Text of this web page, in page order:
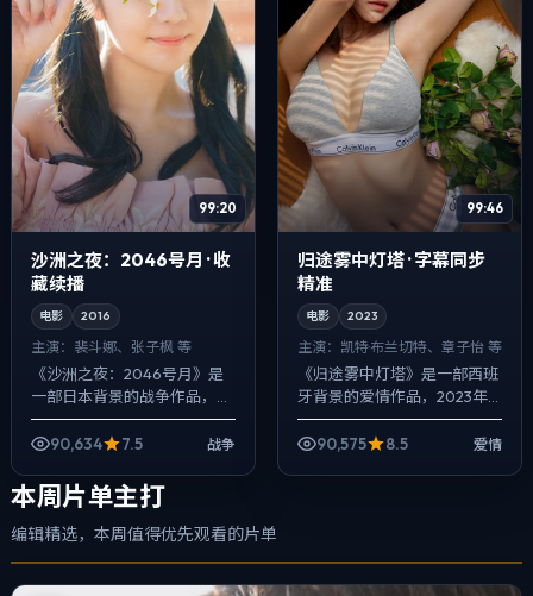
99:20
沙洲之夜：2046号月 · 收
藏续播
电影 2016
主演： 裴斗娜、张子枫 等
《沙洲之夜：2046号月》是
一部日本背景的战争作品，
2016年公映，由魏德圣执导，
裴斗娜、张子枫、朱一龙等主
拧成一股绳...
90,634 7.5 战争
99:46
归途雾中灯塔 · 字幕同步
精准
电影 2023
主演： 凯特·布兰切特、章子怡 等
《归途雾中灯塔》是一部西班
牙背景的爱情作品，2023年
公映，由是枝裕和执导，凯特·
布兰切特、章子怡、蕾雅·赛杜
90,575 8.5 爱情
本周片单主打
编辑精选，本周值得优先观看的片单